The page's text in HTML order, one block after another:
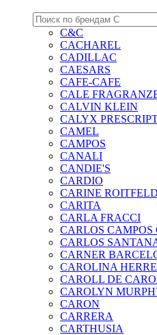
C&C
CACHAREL
CADILLAC
CAESARS
CAFE-CAFE
CALE
CALVIN KLEIN
CALYX
CAMEL
CAMPOS
CANALI
CANDIE'S
CARDIO
CARINE ROITFELD
CARITA
CARLA FRACCI
CARLOS
CARLOS
CARNER
CAROLINA
CAROLL DE
CAROLYN
CARON
CARRERA
CARTHUSIA